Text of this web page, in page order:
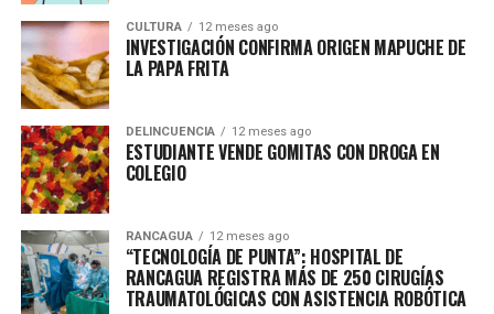
CULTURA 12 meses ago
INVESTIGACIÓN CONFIRMA ORIGEN MAPUCHE DE
LA PAPA FRITA
DELINCUENCIA 12 meses ago
ESTUDIANTE VENDE GOMITAS CON DROGA EN
COLEGIO
RANCAGUA 12 meses ago
“TECNOLOGÍA DE PUNTA”: HOSPITAL DE
RANCAGUA REGISTRA MÁS DE 250 CIRUGÍAS
TRAUMATOLÓGICAS CON ASISTENCIA ROBÓTICA